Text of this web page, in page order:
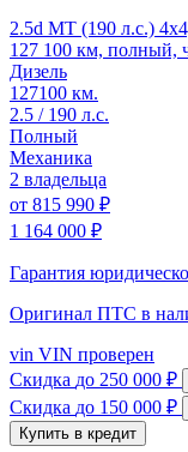
2.5d MT (190 л.с.)
127 100 км, полный,
Дизель
127100 км.
2.5 / 190 л.с.
Полный
Механика
2 владельца
от 815 990 ₽
1 164 000 ₽
Гарантия
Оригинал ПТС в
vin VIN проверен
Скидка до 250 000 ₽
Скидка до 150 000 ₽
Купить в кредит